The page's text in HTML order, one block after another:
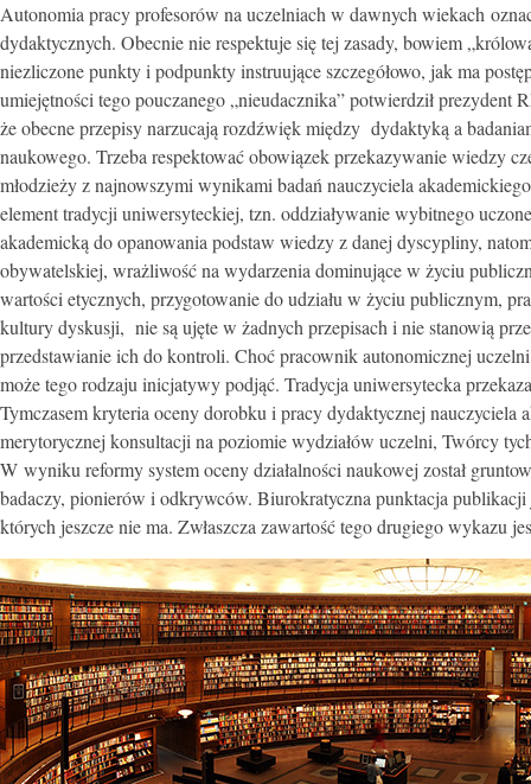
Autonomia pracy profesorów na uczelniach w dawnych wiekach
dydaktycznych. Obecnie nie respektuje się tej zasady, bowiem
niezliczone punkty i podpunkty instruujące szczegółowo, jak ma
umiejętności tego pouczanego „nieudacznika” potwierdził
że obecne przepisy narzucają rozdźwięk między dydaktyką a
naukowego. Trzeba respektować obowiązek przekazywanie wiedzy
młodzieży z najnowszymi wynikami badań nauczyciela
element tradycji uniwersyteckiej, tzn. oddziaływanie wybitnego
akademicką do opanowania podstaw wiedzy z danej dyscypliny,
obywatelskiej, wrażliwość na wydarzenia dominujące w życiu
wartości etycznych, przygotowanie do udziału w życiu publicznym,
kultury dyskusji, nie są ujęte w żadnych przepisach i nie stanowią
przedstawianie ich do kontroli. Choć pracownik autonomicznej
może tego rodzaju inicjatywy podjąć. Tradycja uniwersytecka
Tymczasem kryteria oceny dorobku i pracy dydaktycznej nauczyciela
merytorycznej konsultacji na poziomie wydziałów uczelni, Twórcy
W wyniku reformy system oceny działalności naukowej został
badaczy, pionierów i odkrywców. Biurokratyczna punktacja
których jeszcze nie ma. Zwłaszcza zawartość tego drugiego wykazu